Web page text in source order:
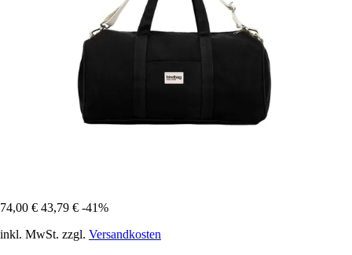
74,00 € 43,79 € -41%
inkl. MwSt. zzgl. Versandkosten